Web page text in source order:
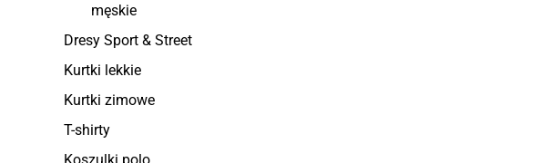
męskie
Dresy Sport & Street
Kurtki lekkie
Kurtki zimowe
T-shirty